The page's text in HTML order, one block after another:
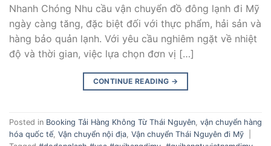
Nhanh Chóng Nhu cầu vận chuyển đồ đông lạnh đi Mỹ
ngày càng tăng, đặc biệt đối với thực phẩm, hải sản và
hàng bảo quản lạnh. Với yêu cầu nghiêm ngặt về nhiệt
độ và thời gian, việc lựa chọn đơn vị […]
CONTINUE READING →
Posted in Booking Tải Hàng Không Từ Thái Nguyên, vận chuyển hàng
hóa quốc tế, Vận chuyển nội địa, Vận chuyển Thái Nguyên đi Mỹ